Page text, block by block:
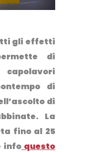
gli effetti
di
capolavori
di
di
La
fino al 25
infoquesto